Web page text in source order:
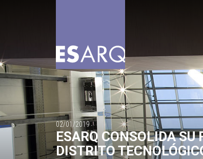
02/01/2019
ESARQ CONSOLIDA SU
DISTRITO